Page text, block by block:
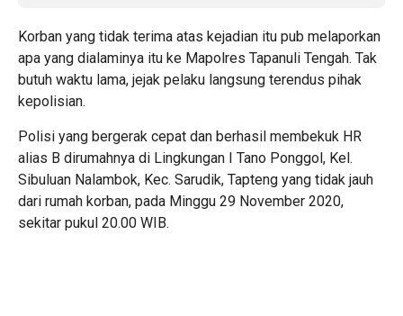
Korban yang tidak terima atas kejadian itu pub melaporkan
apa yang dialaminya itu ke Mapolres Tapanuli Tengah. Tak
butuh waktu lama, jejak pelaku langsung terendus pihak
kepolisian.
Polisi yang bergerak cepat dan berhasil membekuk HR
alias B dirumahnya di Lingkungan I Tano Ponggol, Kel.
Sibuluan Nalambok, Kec. Sarudik, Tapteng yang tidak jauh
dari rumah korban, pada Minggu 29 November 2020,
sekitar pukul 20.00 WIB.